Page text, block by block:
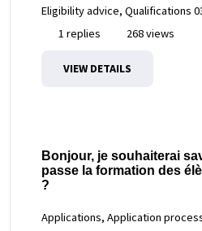
Eligibility advice, Qualifications
1 replies
268 views
VIEW DETAILS
Bonjour, je souhaiterai
passe la formation des
?
Applications, Application